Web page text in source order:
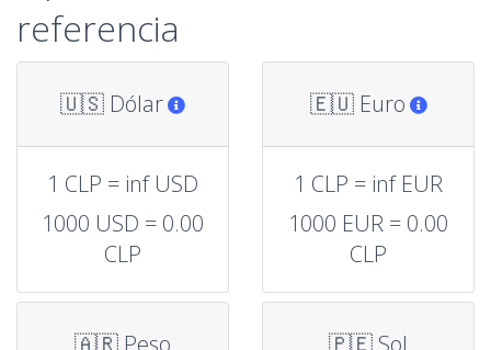
referencia
🇺🇸 Dólar
1 CLP = inf USD
1000 USD = 0.00
CLP
🇪🇺 Euro
1 CLP = inf EUR
1000 EUR = 0.00
CLP